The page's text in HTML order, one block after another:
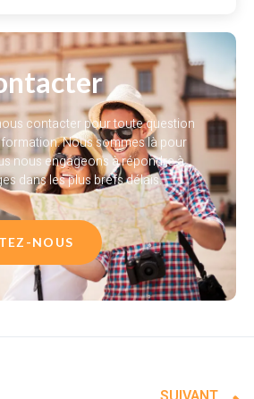
contacter pour toute question
Nous sommes là pour
nous engageons à répondre à
dans les plus brefs délais.
NOUS